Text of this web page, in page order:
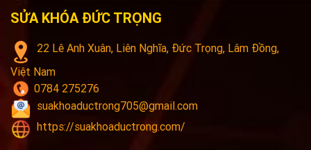
SỬA KHÓA ĐỨC TRỌNG
22 Lê Anh Xuân, Liên Nghĩa, Đức Trọng, Lâm Đồng,
Việt Nam
0784 275276
suakhoaductrong705@gmail.com
https://suakhoaductrong.com/